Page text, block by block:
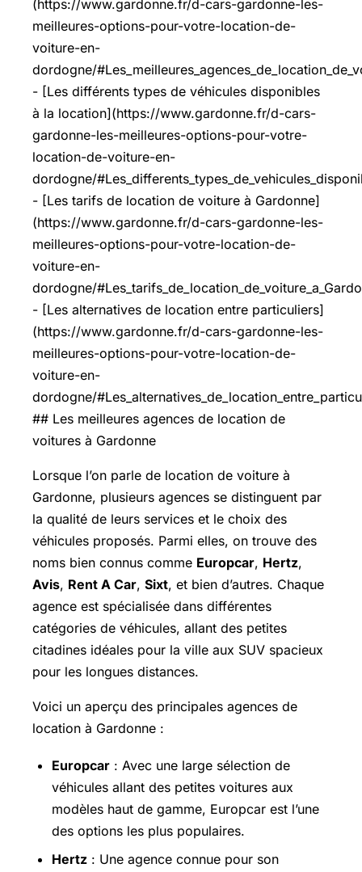
(https://www.gardonne.fr/d-cars-gardonne-les-
meilleures-options-pour-votre-location-de-
voiture-en-
dordogne/
- [Les différents types de véhicules disponibles
à la location](https://www.gardonne.fr/d-cars-
gardonne-les-meilleures-options-pour-votre-
location-de-voiture-en-
dordogne/
- [Les tarifs de location de voiture à Gardonne]
(https://www.gardonne.fr/d-cars-gardonne-les-
meilleures-options-pour-votre-location-de-
voiture-en-
dordogne/
- [Les alternatives de location entre particuliers]
(https://www.gardonne.fr/d-cars-gardonne-les-
meilleures-options-pour-votre-location-de-
voiture-en-
dordogne/
## Les meilleures agences de location de
voitures à Gardonne
Lorsque l’on parle de location de voiture à
Gardonne, plusieurs agences se distinguent par
la qualité de leurs services et le choix des
véhicules proposés. Parmi elles, on trouve des
noms bien connus comme Europcar, Hertz,
Avis, Rent A Car, Sixt, et bien d’autres. Chaque
agence est spécialisée dans différentes
catégories de véhicules, allant des petites
citadines idéales pour la ville aux SUV spacieux
pour les longues distances.
Voici un aperçu des principales agences de
location à Gardonne :
Europcar : Avec une large sélection de
véhicules allant des petites voitures aux
modèles haut de gamme, Europcar est l’une
des options les plus populaires.
Hertz : Une agence connue pour son